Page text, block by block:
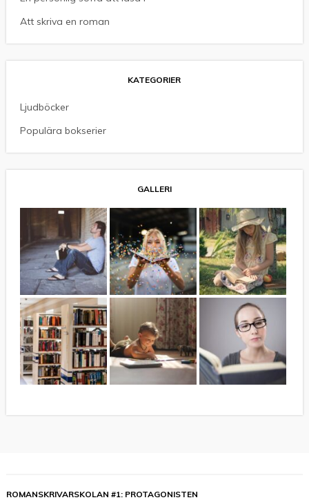
Att skriva en roman
KATEGORIER
Ljudböcker
Populära bokserier
GALLERI
ROMANSKRIVARSKOLAN #1: PROTAGONISTEN